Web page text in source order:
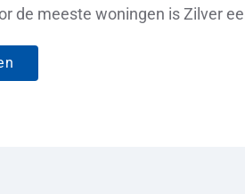
de meeste woningen is Zilver